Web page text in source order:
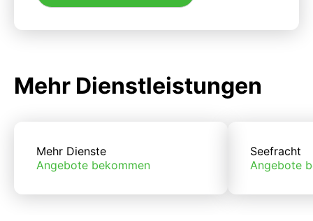
Mehr Dienstleistungen
Mehr Dienste
Angebote bekommen
Seefracht
Angebote